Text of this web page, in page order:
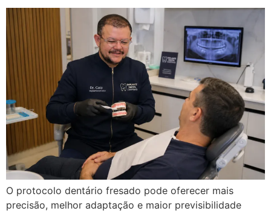
O protocolo dentário fresado pode oferecer mais
precisão, melhor adaptação e maior previsibilidade